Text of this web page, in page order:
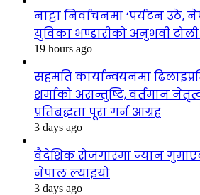
नाट्टा निर्वाचनमा ‘पर्यटन उठे,
युविका भण्डारीको अनुभवी
19 hours ago
सहमति कार्यान्वयनमा
शर्माको असन्तुष्टि, वर्तमान
प्रतिबद्धता पूरा गर्न आग्रह
3 days ago
वैदेशिक रोजगारमा ज्यान
नेपाल ल्याइयो
3 days ago